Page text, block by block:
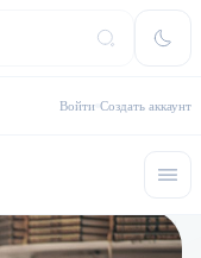
Войти Создать аккаунт